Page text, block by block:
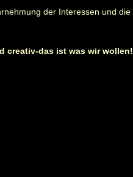
der Interessen und die
creativ-das ist was wir wollen!